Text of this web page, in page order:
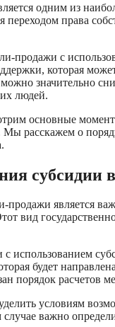
одним из
переходом права
продажи с
которая
значительно
людей.
основные
Мы расскажем о
субсидии
продажи является
вид
использованием
будет
порядок расчетов
условиям
случае важно